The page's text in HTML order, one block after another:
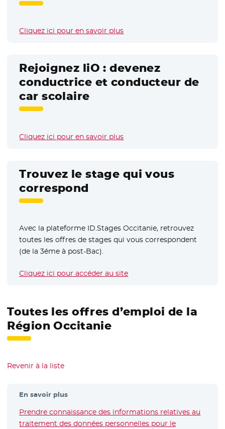
Cliquez ici pour en savoir plus
Rejoignez liO : devenez
conductrice et conducteur de
car scolaire
Cliquez ici pour en savoir plus
Trouvez le stage qui vous
correspond
Avec la plateforme ID.Stages Occitanie, retrouvez
toutes les offres de stages qui vous correspondent
(de la 3éme à post-Bac).
Cliquez ici pour accéder au site
Toutes les offres d’emploi de la
Région Occitanie
Revenir à la liste
En savoir plus
Prendre connaissance des informations relatives au
traitement des données personnelles pour le